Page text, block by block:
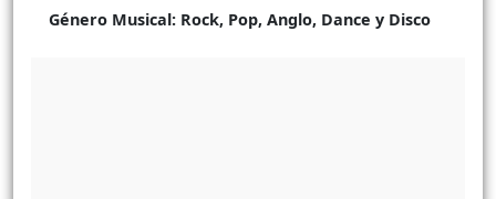
Género Musical: Rock, Pop, Anglo, Dance y Disco